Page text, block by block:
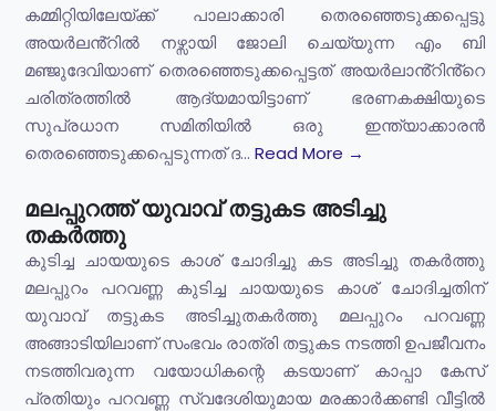
കമ്മിറ്റിയിലേയ്ക്ക് പാലാക്കാരി തെരഞ്ഞെടുക്കപ്പെട്ടു
അയർലൻ്റിൽ നഴ്സായി ജോലി ചെയ്യുന്ന എം ബി
മഞ്ജുദേവിയാണ് തെരഞ്ഞെടുക്കപ്പെട്ടത് അയർലാൻ്റിൻ്റെ
ചരിത്രത്തിൽ ആദ്യമായിട്ടാണ് ഭരണകക്ഷിയുടെ
സുപ്രധാന സമിതിയിൽ ഒരു ഇന്ത്യാക്കാരൻ
തെരഞ്ഞെടുക്കപ്പെടുന്നത് ദ... Read More →
മലപ്പുറത്ത് യുവാവ് തട്ടുകട അടിച്ചു
തകർത്തു
കുടിച്ച ചായയുടെ കാശ് ചോദിച്ചു കട അടിച്ചു തകർത്തു
മലപ്പുറം പറവണ്ണ കുടിച്ച ചായയുടെ കാശ് ചോദിച്ചതിന്
യുവാവ് തട്ടുകട അടിച്ചുതകർത്തു മലപ്പുറം പറവണ്ണ
അങ്ങാടിയിലാണ് സംഭവം രാത്രി തട്ടുകട നടത്തി ഉപജീവനം
നടത്തിവരുന്ന വയോധികന്റെ കടയാണ് കാപ്പാ കേസ്
പ്രതിയും പറവണ്ണ സ്വദേശിയുമായ മരക്കാർക്കണ്ടി വീട്ടിൽ